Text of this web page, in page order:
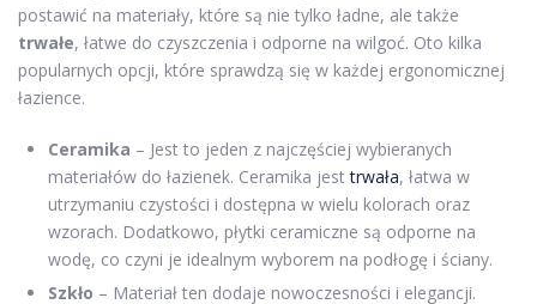
postawić na materiały, które są nie tylko ładne, ale także
trwałe, łatwe do czyszczenia i odporne na wilgoć. Oto kilka
popularnych opcji, które sprawdzą się w każdej ergonomicznej
łazience.
Ceramika – Jest to jeden z najczęściej wybieranych
materiałów do łazienek. Ceramika jesttrwała, łatwa w
utrzymaniu czystości i dostępna w wielu kolorach oraz
wzorach. Dodatkowo, płytki ceramiczne są odporne na
wodę, co czyni je idealnym wyborem na podłogę i ściany.
Szkło – Materiał ten dodaje nowoczesności i elegancji.